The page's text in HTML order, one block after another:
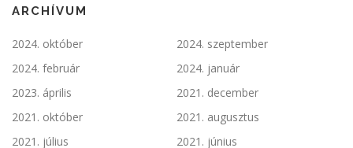
ARCHÍVUM
2024. október
2024. szeptember
2024. február
2024. január
2023. április
2021. december
2021. október
2021. augusztus
2021. július
2021. június